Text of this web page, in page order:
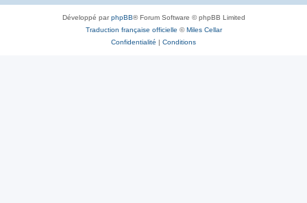
Développé parphpBB® Forum Software © phpBB Limited
Traduction française officielle ©Miles Cellar
Confidentialité | Conditions